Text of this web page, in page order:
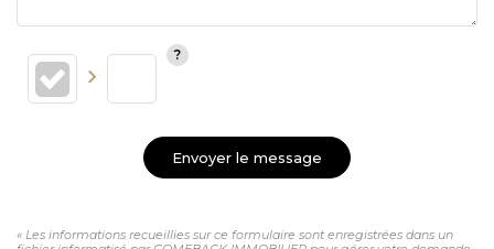
Envoyer le message
« Les informations recueillies sur ce formulaire sont enregistrées dans un